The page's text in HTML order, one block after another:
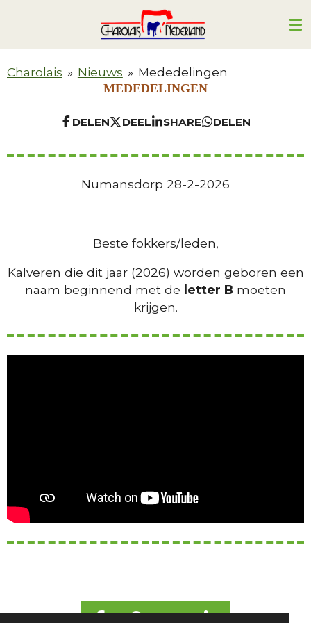
naar
de
Charolais » Nieuws » Mededelingen
MEDEDELINGEN
DELEN DEEL SHARE DELEN
Numansdorp 28-2-2026
Beste fokkers/leden,
Kalveren die dit jaar (2026) worden geboren een
naam beginnend met de letter B moeten
krijgen.